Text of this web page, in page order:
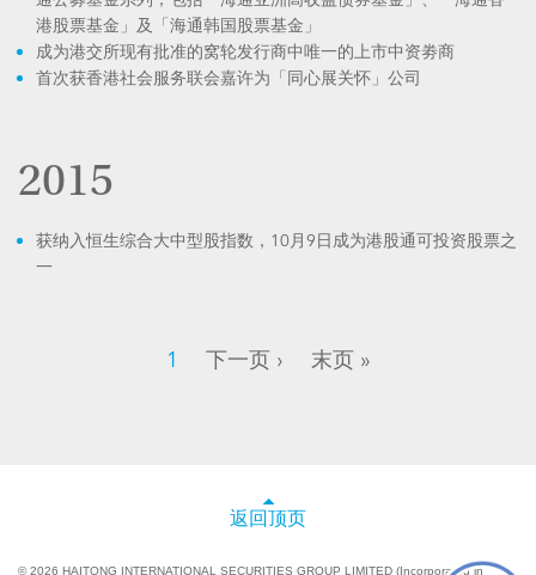
港股票基金」及「海通韩国股票基金」
成为港交所现有批准的窝轮发行商中唯一的上市中资劵商
首次获香港社会服务联会嘉许为「同心展关怀」公司
2015
获纳入恒生综合大中型股指数，10月9日成为港股通可投资股票之
一
1 下一页 › 末页 »
返回顶页
© 2026 HAITONG INTERNATIONAL SECURITIES GROUP LIMITED (Incorporated in